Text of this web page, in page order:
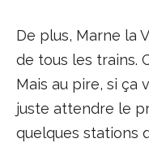
De plus, Marne la
de tous les trains.
Mais au pire, si ça
juste attendre le
quelques stations